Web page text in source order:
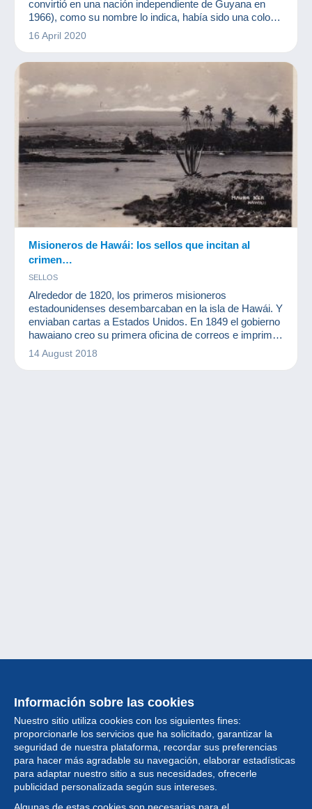
convirtió en una nación independiente de Guyana en
1966), como su nombre lo indica, había sido una colonia
inglesa desde 1796. Este territorio es el único estado del
Commonwealth en América del Sur.
16 April 2020
Misioneros de Hawái: los sellos que incitan al
crimen…
SELLOS
Alrededor de 1820, los primeros misioneros
estadounidenses desembarcaban en la isla de Hawái. Y
enviaban cartas a Estados Unidos. En 1849 el gobierno
hawaiano creo su primera oficina de correos e imprimió
diez años más tarde sus primeros sellos. Estos sellos
fueron bautizados como "Misioneros de Hawái". Había
14 August 2018
Información sobre las cookies
Nuestro sitio utiliza cookies con los siguientes fines:
proporcionarle los servicios que ha solicitado, garantizar la
seguridad de nuestra plataforma, recordar sus preferencias
para hacer más agradable su navegación, elaborar estadísticas
para adaptar nuestro sitio a sus necesidades, ofrecerle
publicidad personalizada según sus intereses.
Colección